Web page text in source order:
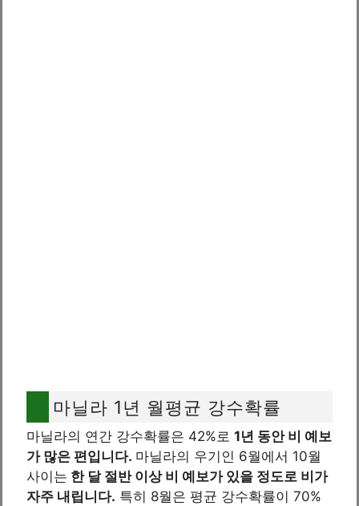
마닐라 1년 월평균 강수확률
마닐라의 연간 강수확률은 42%로 1년 동안 비 예보
가 많은 편입니다. 마닐라의 우기인 6월에서 10월
사이는 한 달 절반 이상 비 예보가 있을 정도로 비가
자주 내립니다. 특히 8월은 평균 강수확률이 70%